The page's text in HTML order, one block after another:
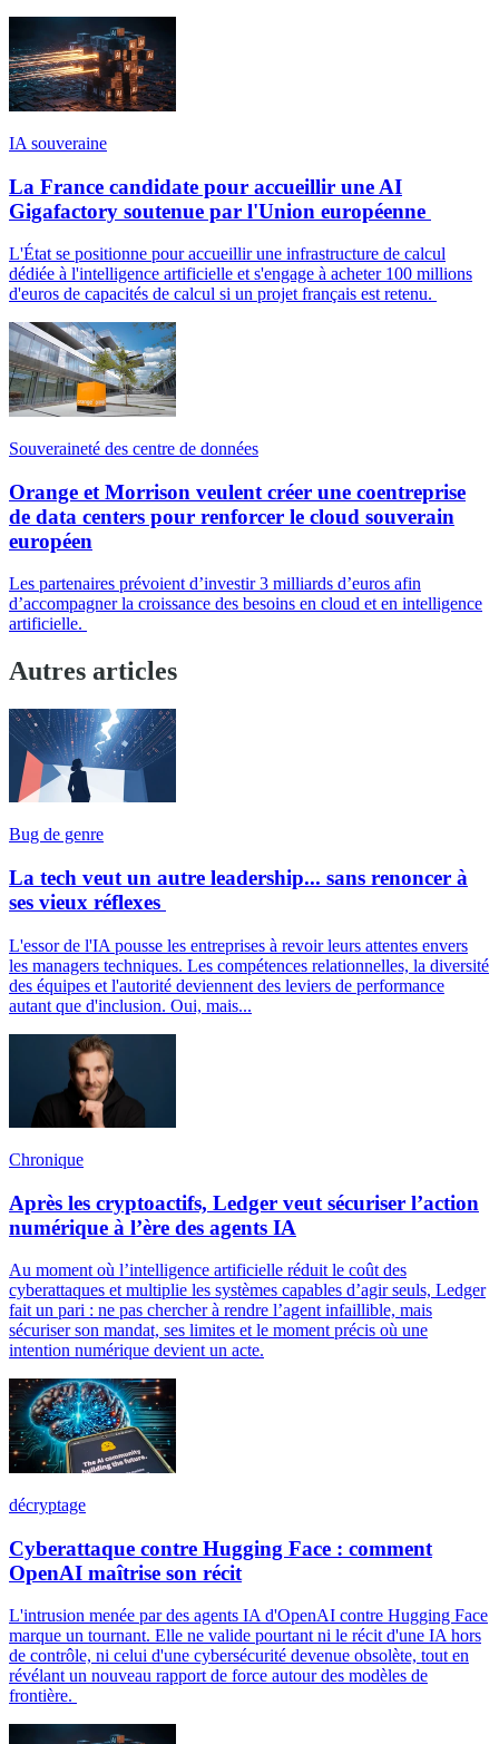
IA souveraine
La France candidate pour accueillir une AI
Gigafactory soutenue par l'Union européenne
L'État se positionne pour accueillir une infrastructure de calcul
dédiée à l'intelligence artificielle et s'engage à acheter 100 millions
d'euros de capacités de calcul si un projet français est retenu.
Souveraineté des centre de données
Orange et Morrison veulent créer une coentreprise
de data centers pour renforcer le cloud souverain
européen
Les partenaires prévoient d’investir 3 milliards d’euros afin
d’accompagner la croissance des besoins en cloud et en intelligence
artificielle.
Autres articles
Bug de genre
La tech veut un autre leadership... sans renoncer à
ses vieux réflexes
L'essor de l'IA pousse les entreprises à revoir leurs attentes envers
les managers techniques. Les compétences relationnelles, la diversité
des équipes et l'autorité deviennent des leviers de performance
autant que d'inclusion. Oui, mais...
Chronique
Après les cryptoactifs, Ledger veut sécuriser l’action
numérique à l’ère des agents IA
Au moment où l’intelligence artificielle réduit le coût des
cyberattaques et multiplie les systèmes capables d’agir seuls, Ledger
fait un pari : ne pas chercher à rendre l’agent infaillible, mais
sécuriser son mandat, ses limites et le moment précis où une
intention numérique devient un acte.
décryptage
Cyberattaque contre Hugging Face : comment
OpenAI maîtrise son récit
L'intrusion menée par des agents IA d'OpenAI contre Hugging Face
marque un tournant. Elle ne valide pourtant ni le récit d'une IA hors
de contrôle, ni celui d'une cybersécurité devenue obsolète, tout en
révélant un nouveau rapport de force autour des modèles de
frontière.